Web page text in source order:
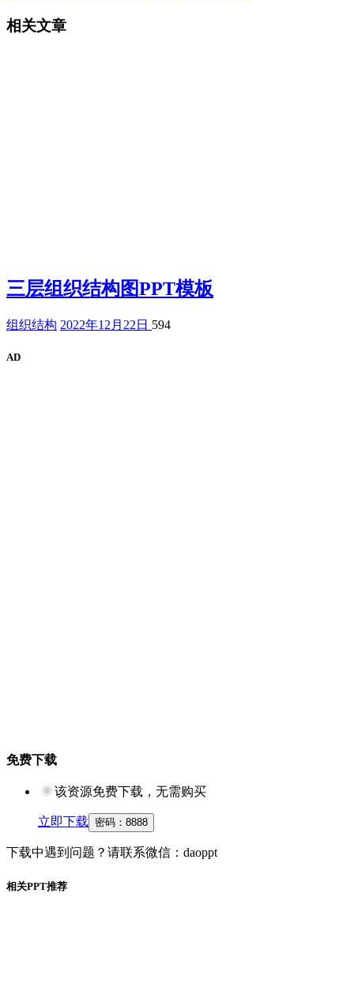
相关文章
三层组织结构图PPT模板
组织结构 2022年12月22日 594
AD
免费下载
该资源免费下载，无需购买
立即下载 密码： 8888
下载中遇到问题？请联系微信：daoppt
相关PPT推荐